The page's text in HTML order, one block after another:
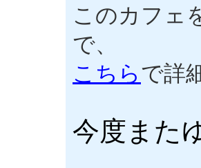
このカフェ
で、
こちらで詳
今度また